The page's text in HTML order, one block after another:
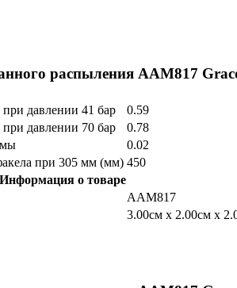
распыления AAM817
давлении 41 бар
0.59
давлении 70 бар
0.78
0.02
при 305 мм (мм) 450
Информация о товаре
AAM817
3.00см x 2.00см x